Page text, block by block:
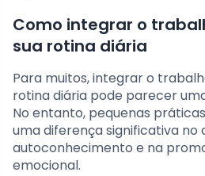
Como integrar o
sua rotina diária
Para muitos, integrar o
rotina diária pode parecer
No entanto, pequenas
uma diferença significativa
autoconhecimento e na
emocional.